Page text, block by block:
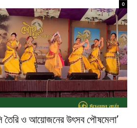
0
তৈরি ও আয়োজনের উৎসব পৌষমেলা’